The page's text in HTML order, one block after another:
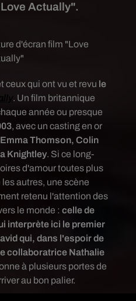
Actually".
d'écran film "Love
ceux qui ont vu et revu le
. Un film britannique
année ou presque
, avec un casting en or
Thomson, Colin
Knightley. Si ce long-
d'amour toutes plus
autres, une scène
retenu l'attention des
le monde : celle de
interprète ici le premier
qui, dans l'espoir de
collaboratrice Nathalie
à plusieurs portes de
au bon palier.